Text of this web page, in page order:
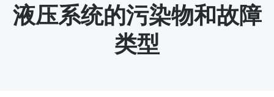
液压系统的污染物和故障
类型